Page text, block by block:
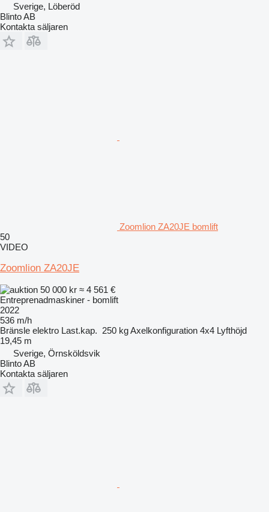
Sverige, Löberöd
Blinto AB
Kontakta säljaren
Zoomlion ZA20JE bomlift
50
VIDEO
Zoomlion ZA20JE
50 000 kr ≈ 4 561 €
Entreprenadmaskiner - bomlift
2022
536 m/h
Bränsle elektro Last.kap. 250 kgAxelkonfiguration 4x4 Lyfthöjd
19,45 m
Sverige, Örnsköldsvik
Blinto AB
Kontakta säljaren